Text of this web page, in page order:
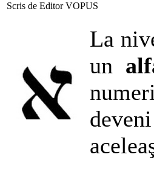
Scris de Editor VOPUS
La
un